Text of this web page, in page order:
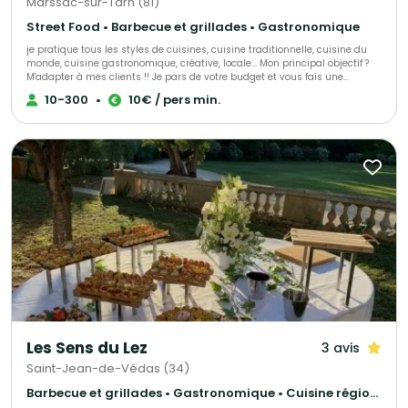
Street Food • Barbecue et grillades • Gastronomique
je pratique tous les styles de cuisines, cuisine traditionnelle, cuisine du
monde, cuisine gastronomique, créative, locale... Mon principal objectif ?
M'adapter à mes clients !! Je pars de votre budget et vous fais une
proposition personnalisée pour que votre évènement soit à votre image et
réussi, quelque soit vos possibilités !
10-300 • 10€ / pers min.
Les Sens du Lez 3 avis
Saint-Jean-de-Védas (34)
Barbecue et grillades • Gastronomique • Cuisine régionale